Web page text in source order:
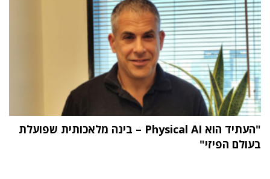
"העתיד הוא Physical AI – בינה מלאכותית שפועלת
בעולם הפיזי"